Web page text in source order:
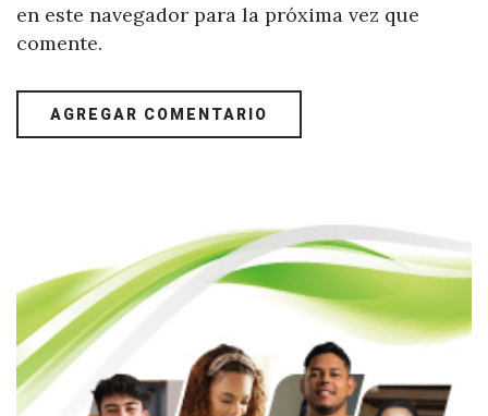
en este navegador para la próxima vez que
comente.